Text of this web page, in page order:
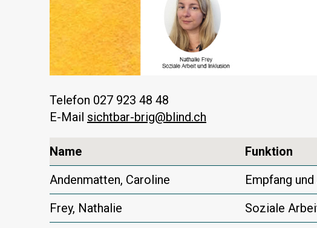
Telefon 027 923 48 48
E-Mail sichtbar-brig@blind.ch
Name
Funktion
Andenmatten, Caroline
Empfang
Frey, Nathalie
Soziale